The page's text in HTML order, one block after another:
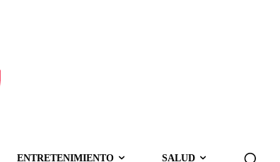
ENTRETENIMIENTO SALUD